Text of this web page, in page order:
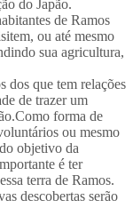
do Japão.
de Ramos
ou até mesmo
sua agricultura,
dos que tem relações
de trazer um
forma de
ou mesmo
objetivo da
é ter
terra de Ramos.
descobertas serão